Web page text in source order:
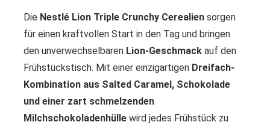
Die Nestlé Lion Triple Crunchy Cerealien sorgen
für einen kraftvollen Start in den Tag und bringen
den unverwechselbaren Lion-Geschmack auf den
Frühstückstisch. Mit einer einzigartigen Dreifach-
Kombination aus Salted Caramel, Schokolade
und einer zart schmelzenden
Milchschokoladenhülle wird jedes Frühstück zu